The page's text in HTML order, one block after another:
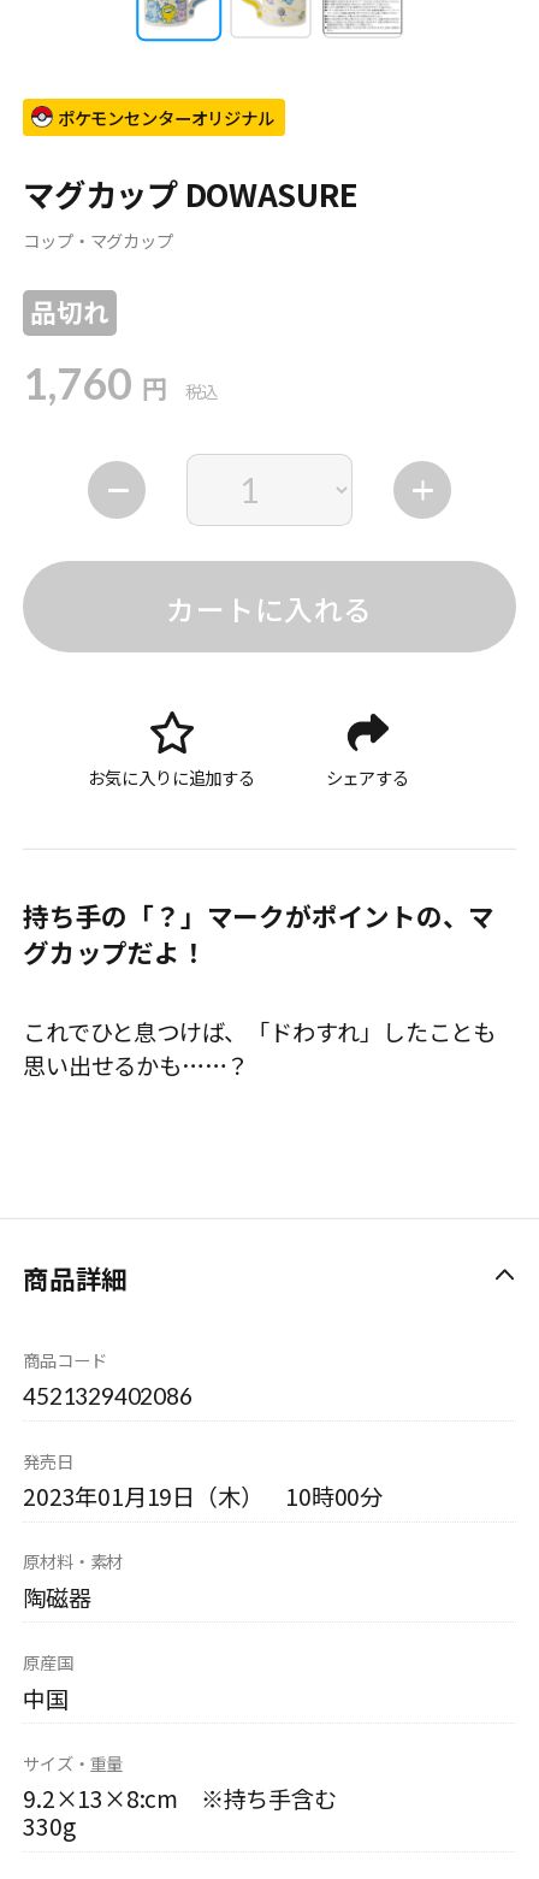
ポケモンセンターオリジナル
マグカップ DOWASURE
コップ・マグカップ
品切れ
1,760 円 税込
カートに入れる
お気に入りに追加する シェアする
持ち手の「？」マークがポイントの、マ
グカップだよ！
これでひと息つけば、「ドわすれ」したことも
思い出せるかも……？
商品詳細
商品コード
4521329402086
発売日
2023年01月19日（木） 10時00分
原材料・素材
陶磁器
原産国
中国
サイズ・重量
9.2×13×8:cm ※持ち手含む
330g